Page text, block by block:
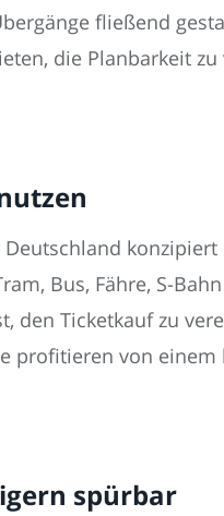
fließend
die Planbarkeit
Bus, Fähre, S-
den Ticketkauf zu
profitieren von
spürbar